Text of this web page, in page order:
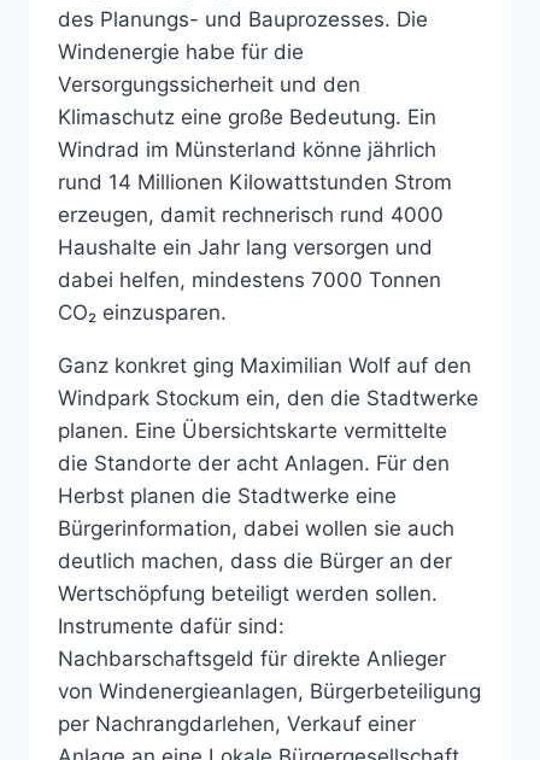
des Planungs- und Bauprozesses. Die
Windenergie habe für die
Versorgungssicherheit und den
Klimaschutz eine große Bedeutung. Ein
Windrad im Münsterland könne jährlich
rund 14 Millionen Kilowattstunden Strom
erzeugen, damit rechnerisch rund 4000
Haushalte ein Jahr lang versorgen und
dabei helfen, mindestens 7000 Tonnen
CO₂ einzusparen.
Ganz konkret ging Maximilian Wolf auf den
Windpark Stockum ein, den die Stadtwerke
planen. Eine Übersichtskarte vermittelte
die Standorte der acht Anlagen. Für den
Herbst planen die Stadtwerke eine
Bürgerinformation, dabei wollen sie auch
deutlich machen, dass die Bürger an der
Wertschöpfung beteiligt werden sollen.
Instrumente dafür sind:
Nachbarschaftsgeld für direkte Anlieger
von Windenergieanlagen, Bürgerbeteiligung
per Nachrangdarlehen, Verkauf einer